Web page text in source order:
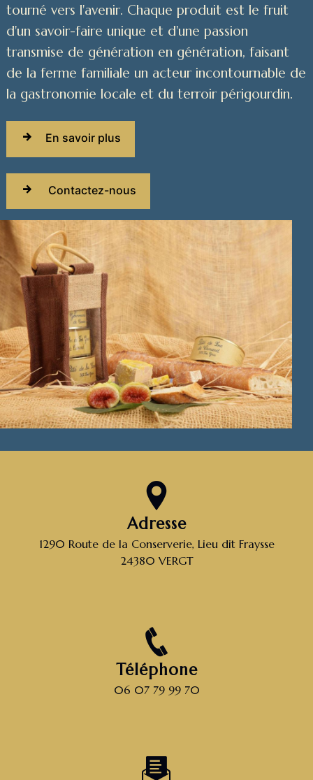
tourné vers l'avenir. Chaque produit est le fruit
d'un savoir-faire unique et d'une passion
transmise de génération en génération, faisant
de la ferme familiale un acteur incontournable de
la gastronomie locale et du terroir périgourdin.
En savoir plus
Contactez-nous
Adresse
1290 Route de la Conserverie, Lieu dit Fraysse
24380 VERGT
Téléphone
06 07 79 99 70